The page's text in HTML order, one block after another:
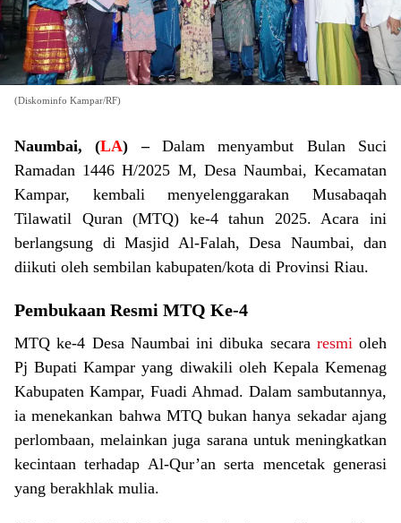
(Diskominfo Kampar/RF)
Naumbai, (LA) –Dalam menyambut Bulan Suci
Ramadan 1446 H/2025 M, Desa Naumbai, Kecamatan
Kampar, kembali menyelenggarakan Musabaqah
Tilawatil Quran (MTQ) ke-4 tahun 2025. Acara ini
berlangsung di Masjid Al-Falah, Desa Naumbai, dan
diikuti oleh sembilan kabupaten/kota di Provinsi Riau.
Pembukaan Resmi MTQ Ke-4
MTQ ke-4 Desa Naumbai ini dibuka secara resmioleh
Pj Bupati Kampar yang diwakili oleh Kepala Kemenag
Kabupaten Kampar, Fuadi Ahmad. Dalam sambutannya,
ia menekankan bahwa MTQ bukan hanya sekadar ajang
perlombaan, melainkan juga sarana untuk meningkatkan
kecintaan terhadap Al-Qur’an serta mencetak generasi
yang berakhlak mulia.